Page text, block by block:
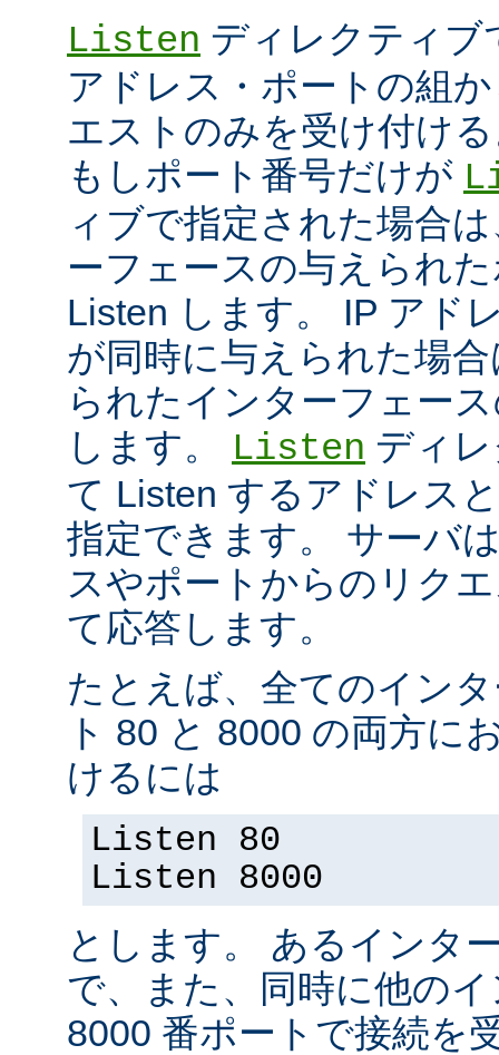
Listen ディレクティブ
アドレス・ポートの組
エストのみを受け付け
もしポート番号だけが
ィブで指定された場合
ーフェースの与えられ
Listen します。 IP アド
が同時に与えられた場
られたインターフェー
します。
Listen ディ
て Listen するアドレス
指定できます。 サーバ
スやポートからのリク
て応答します。
たとえば、全てのイン
ト 80 と 8000 の両方に
けるには
Listen 80
Listen 8000
とします。 あるインタ
で、また、同時に他の
8000 番ポートで接続を